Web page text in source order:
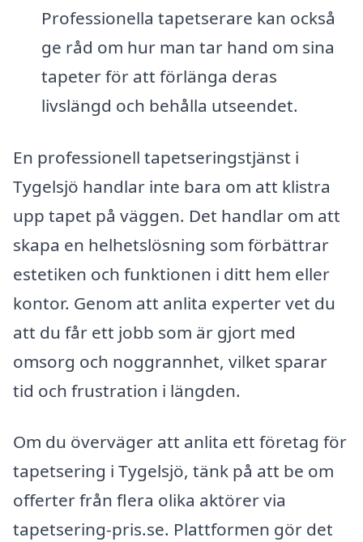
Professionella tapetserare kan också
ge råd om hur man tar hand om sina
tapeter för att förlänga deras
livslängd och behålla utseendet.
En professionell tapetseringstjänst i
Tygelsjö handlar inte bara om att klistra
upp tapet på väggen. Det handlar om att
skapa en helhetslösning som förbättrar
estetiken och funktionen i ditt hem eller
kontor. Genom att anlita experter vet du
att du får ett jobb som är gjort med
omsorg och noggrannhet, vilket sparar
tid och frustration i längden.
Om du överväger att anlita ett företag för
tapetsering i Tygelsjö, tänk på att be om
offerter från flera olika aktörer via
tapetsering-pris.se. Plattformen gör det